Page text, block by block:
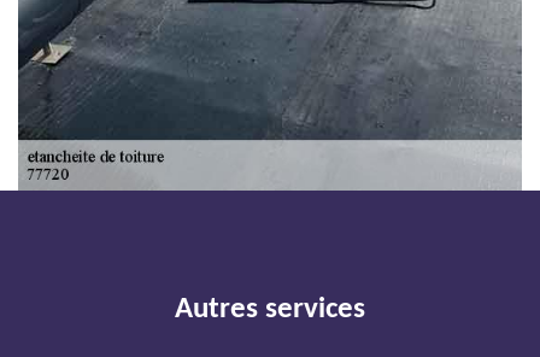
Autres services